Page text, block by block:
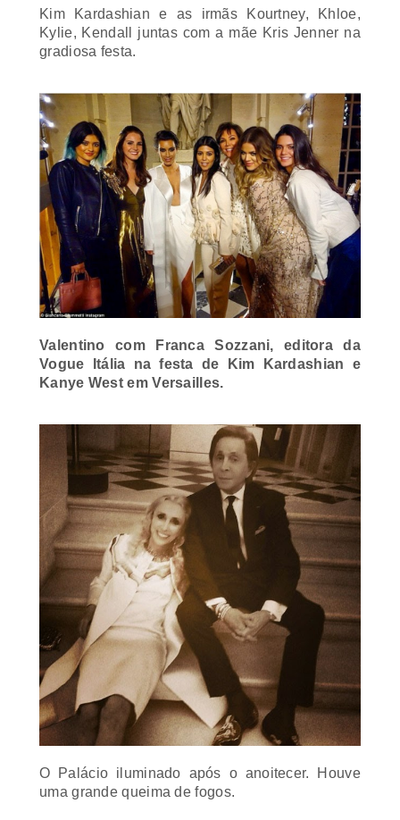
Kim Kardashian e as irmãs Kourtney, Khloe,
Kylie, Kendall juntas com a mãe Kris Jenner na
gradiosa festa.
Valentino com Franca Sozzani, editora da
Vogue Itália na festa de Kim Kardashian e
Kanye West em Versailles.
O Palácio iluminado após o anoitecer. Houve
uma grande queima de fogos.